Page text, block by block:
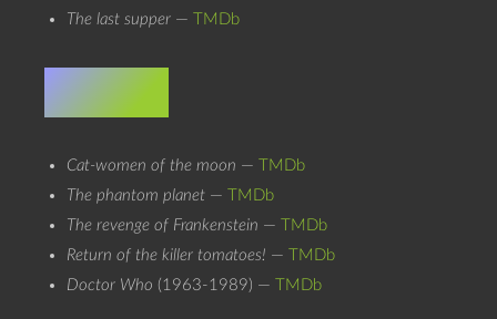
The last supper — TMDb
Fire-bio
Cat-women of the moon —
TMDb
The phantom planet —
TMDb
The revenge of Frankenstein —
TMDb
Return of the killer tomatoes! —
TMDb
Doctor Who (1963-1989) — TMDb